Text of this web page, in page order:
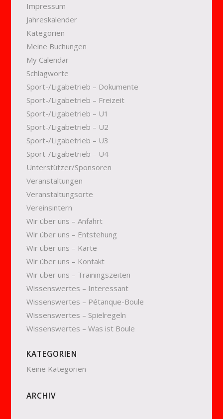
Impressum
Jahreskalender
Kategorien
Meine Buchungen
My Calendar
Schlagworte
Sport-/Ligabetrieb – Dokumente
Sport-/Ligabetrieb – Freizeit
Sport-/Ligabetrieb – U1
Sport-/Ligabetrieb – U2
Sport-/Ligabetrieb – U3
Sport-/Ligabetrieb – U4
Unterstützer/Sponsoren
Veranstaltungen
Veranstaltungsorte
Vereinsintern
Wir über uns – Anfahrt
Wir über uns – Entstehung
Wir über uns – Karte
Wir über uns – Kontakt
Wir über uns – Trainingszeiten
Wissenswertes – Interessant
Wissenswertes – Pétanque-Boule
Wissenswertes – Spielregeln
Wissenswertes – Was ist Boule
KATEGORIEN
Keine Kategorien
ARCHIV